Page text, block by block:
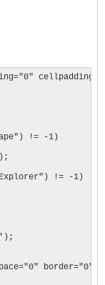
!= -1)
!= -1)
border="0"